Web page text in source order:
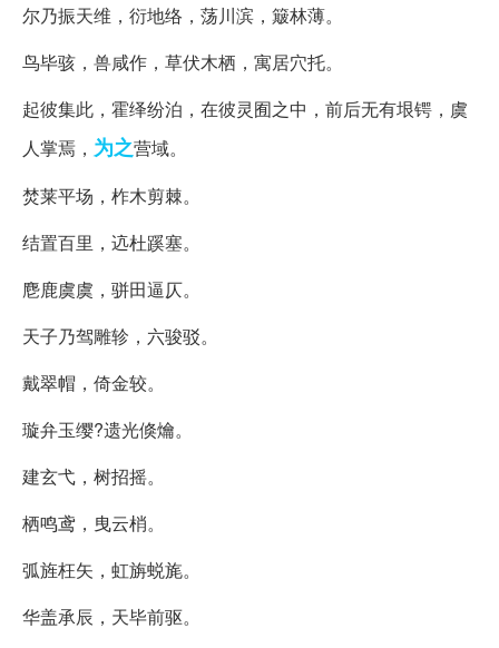
尔乃振天维，衍地络，荡川滨，簸林薄。
鸟毕骇，兽咸作，草伏木栖，寓居穴托。
起彼集此，霍绎纷泊，在彼灵囿之中，前后无有垠锷，虞
人掌焉， 为之营域。
焚莱平场，柞木剪棘。
结置百里，迒杜蹊塞。
麀鹿虞虞，骈田逼仄。
天子乃驾雕轸，六骏驳。
戴翠帽，倚金较。
璇弁玉缨?遗光倏爚。
建玄弋，树招摇。
栖鸣鸢，曳云梢。
弧旌枉矢，虹旃蜕旄。
华盖承辰，天毕前驱。